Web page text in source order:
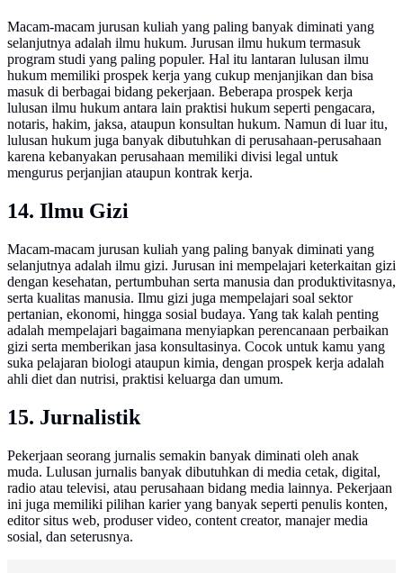
Macam-macam jurusan kuliah yang paling banyak diminati yang
selanjutnya adalah ilmu hukum. Jurusan ilmu hukum termasuk
program studi yang paling populer. Hal itu lantaran lulusan ilmu
hukum memiliki prospek kerja yang cukup menjanjikan dan bisa
masuk di berbagai bidang pekerjaan. Beberapa prospek kerja
lulusan ilmu hukum antara lain praktisi hukum seperti pengacara,
notaris, hakim, jaksa, ataupun konsultan hukum. Namun di luar itu,
lulusan hukum juga banyak dibutuhkan di perusahaan-perusahaan
karena kebanyakan perusahaan memiliki divisi legal untuk
mengurus perjanjian ataupun kontrak kerja.
14. Ilmu Gizi
Macam-macam jurusan kuliah yang paling banyak diminati yang
selanjutnya adalah ilmu gizi. Jurusan ini mempelajari keterkaitan gizi
dengan kesehatan, pertumbuhan serta manusia dan produktivitasnya,
serta kualitas manusia. Ilmu gizi juga mempelajari soal sektor
pertanian, ekonomi, hingga sosial budaya. Yang tak kalah penting
adalah mempelajari bagaimana menyiapkan perencanaan perbaikan
gizi serta memberikan jasa konsultasinya. Cocok untuk kamu yang
suka pelajaran biologi ataupun kimia, dengan prospek kerja adalah
ahli diet dan nutrisi, praktisi keluarga dan umum.
15. Jurnalistik
Pekerjaan seorang jurnalis semakin banyak diminati oleh anak
muda. Lulusan jurnalis banyak dibutuhkan di media cetak, digital,
radio atau televisi, atau perusahaan bidang media lainnya. Pekerjaan
ini juga memiliki pilihan karier yang banyak seperti penulis konten,
editor situs web, produser video, content creator, manajer media
sosial, dan seterusnya.